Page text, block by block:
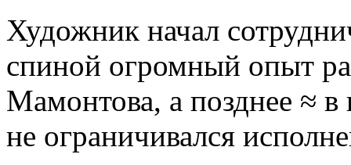
Художник начал
спиной огромный опыт
Мамонтова, а позднее ≈ в
не ограничивался